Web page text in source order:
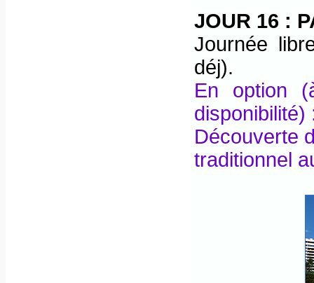
JOUR 16 :
Journée
déj).
En option
disponibilité)
Découverte
traditionnel